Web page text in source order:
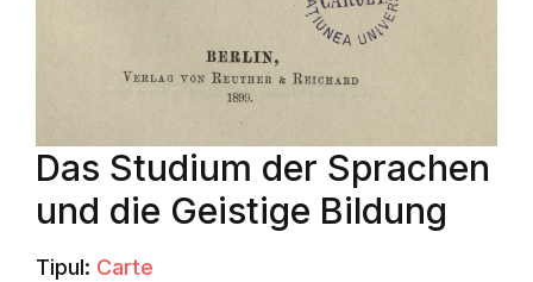
Das Studium der Sprachen
und die Geistige Bildung
Tipul: Carte